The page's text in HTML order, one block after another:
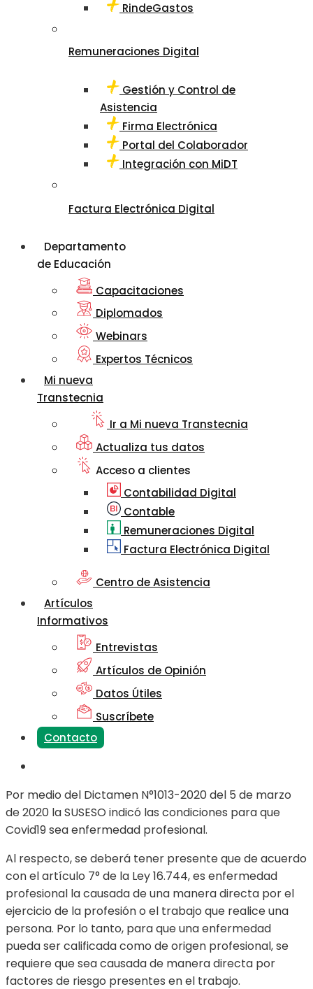
RindeGastos
Remuneraciones Digital
Gestión y Control de
Asistencia
Firma Electrónica
Portal del Colaborador
Integración con MiDT
Factura Electrónica Digital
Departamento
de Educación
Capacitaciones
Diplomados
Webinars
Expertos Técnicos
Mi nueva
Transtecnia
Ir a Mi nueva Transtecnia
Actualiza tus datos
Acceso a clientes
Contabilidad Digital
Contable
Remuneraciones Digital
Factura Electrónica Digital
Centro de Asistencia
Artículos
Informativos
Entrevistas
Artículos de Opinión
Datos Útiles
Suscríbete
Contacto
Por medio del Dictamen N°1013-2020 del 5 de marzo
de 2020 la SUSESO indicó las condiciones para que
Covid19 sea enfermedad profesional.
Al respecto, se deberá tener presente que de acuerdo
con el artículo 7° de la Ley 16.744, es enfermedad
profesional la causada de una manera directa por el
ejercicio de la profesión o el trabajo que realice una
persona. Por lo tanto, para que una enfermedad
pueda ser calificada como de origen profesional, se
requiere que sea causada de manera directa por
factores de riesgo presentes en el trabajo.